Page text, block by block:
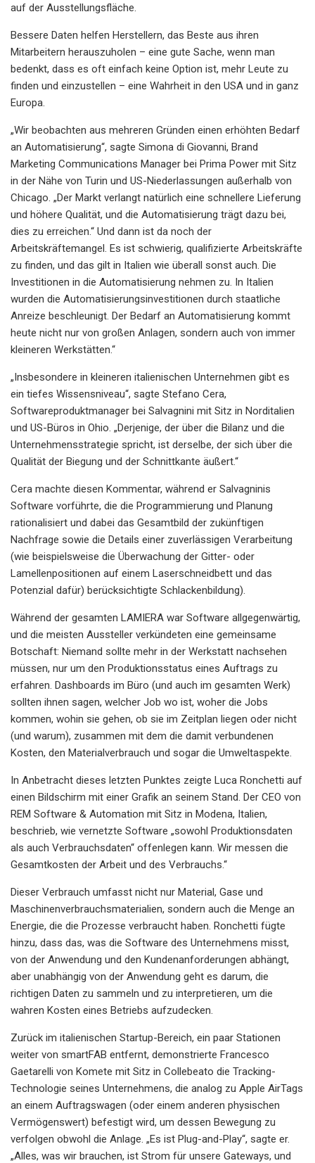
auf der Ausstellungsfläche.
Bessere Daten helfen Herstellern, das Beste aus ihren
Mitarbeitern herauszuholen – eine gute Sache, wenn man
bedenkt, dass es oft einfach keine Option ist, mehr Leute zu
finden und einzustellen – eine Wahrheit in den USA und in ganz
Europa.
„Wir beobachten aus mehreren Gründen einen erhöhten Bedarf
an Automatisierung“, sagte Simona di Giovanni, Brand
Marketing Communications Manager bei Prima Power mit Sitz
in der Nähe von Turin und US-Niederlassungen außerhalb von
Chicago. „Der Markt verlangt natürlich eine schnellere Lieferung
und höhere Qualität, und die Automatisierung trägt dazu bei,
dies zu erreichen.“ Und dann ist da noch der
Arbeitskräftemangel. Es ist schwierig, qualifizierte Arbeitskräfte
zu finden, und das gilt in Italien wie überall sonst auch. Die
Investitionen in die Automatisierung nehmen zu. In Italien
wurden die Automatisierungsinvestitionen durch staatliche
Anreize beschleunigt. Der Bedarf an Automatisierung kommt
heute nicht nur von großen Anlagen, sondern auch von immer
kleineren Werkstätten.“
„Insbesondere in kleineren italienischen Unternehmen gibt es
ein tiefes Wissensniveau“, sagte Stefano Cera,
Softwareproduktmanager bei Salvagnini mit Sitz in Norditalien
und US-Büros in Ohio. „Derjenige, der über die Bilanz und die
Unternehmensstrategie spricht, ist derselbe, der sich über die
Qualität der Biegung und der Schnittkante äußert.“
Cera machte diesen Kommentar, während er Salvagninis
Software vorführte, die die Programmierung und Planung
rationalisiert und dabei das Gesamtbild der zukünftigen
Nachfrage sowie die Details einer zuverlässigen Verarbeitung
(wie beispielsweise die Überwachung der Gitter- oder
Lamellenpositionen auf einem Laserschneidbett und das
Potenzial dafür) berücksichtigte Schlackenbildung).
Während der gesamten LAMIERA war Software allgegenwärtig,
und die meisten Aussteller verkündeten eine gemeinsame
Botschaft: Niemand sollte mehr in der Werkstatt nachsehen
müssen, nur um den Produktionsstatus eines Auftrags zu
erfahren. Dashboards im Büro (und auch im gesamten Werk)
sollten ihnen sagen, welcher Job wo ist, woher die Jobs
kommen, wohin sie gehen, ob sie im Zeitplan liegen oder nicht
(und warum), zusammen mit dem die damit verbundenen
Kosten, den Materialverbrauch und sogar die Umweltaspekte.
In Anbetracht dieses letzten Punktes zeigte Luca Ronchetti auf
einen Bildschirm mit einer Grafik an seinem Stand. Der CEO von
REM Software & Automation mit Sitz in Modena, Italien,
beschrieb, wie vernetzte Software „sowohl Produktionsdaten
als auch Verbrauchsdaten“ offenlegen kann. Wir messen die
Gesamtkosten der Arbeit und des Verbrauchs.“
Dieser Verbrauch umfasst nicht nur Material, Gase und
Maschinenverbrauchsmaterialien, sondern auch die Menge an
Energie, die die Prozesse verbraucht haben. Ronchetti fügte
hinzu, dass das, was die Software des Unternehmens misst,
von der Anwendung und den Kundenanforderungen abhängt,
aber unabhängig von der Anwendung geht es darum, die
richtigen Daten zu sammeln und zu interpretieren, um die
wahren Kosten eines Betriebs aufzudecken.
Zurück im italienischen Startup-Bereich, ein paar Stationen
weiter von smartFAB entfernt, demonstrierte Francesco
Gaetarelli von Komete mit Sitz in Collebeato die Tracking-
Technologie seines Unternehmens, die analog zu Apple AirTags
an einem Auftragswagen (oder einem anderen physischen
Vermögenswert) befestigt wird, um dessen Bewegung zu
verfolgen obwohl die Anlage. „Es ist Plug-and-Play“, sagte er.
„Alles, was wir brauchen, ist Strom für unsere Gateways, und